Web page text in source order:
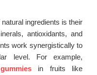
ingredients is their
antioxidants, and
work synergistically to
level. For example,
in fruits like